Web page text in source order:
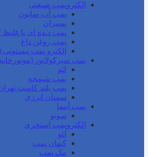
الکتروپمپ صنعتی
پمپ آب صابون
پمپیران
پمپ دنده ای یا
پمپ روغن داغ
الکترو پمپ
پمپ سیرکولاتور
لئو
پمپ شیمجه
پمپ بلند کاست
سمنان انرژی
پمپ آبنما
سوبو
الکتروپمپ استخری
لئو
کیهان پمپ
مک پمپ